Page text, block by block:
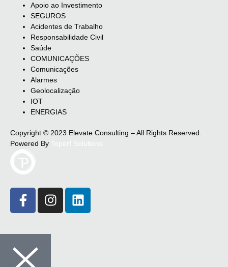
Apoio ao Investimento
SEGUROS
Acidentes de Trabalho
Responsabilidade Civil
Saúde
COMUNICAÇÕES
Comunicações
Alarmes
Geolocalização
IOT
ENERGIAS
Copyright © 2023 Elevate Consulting – All Rights Reserved.
Powered By